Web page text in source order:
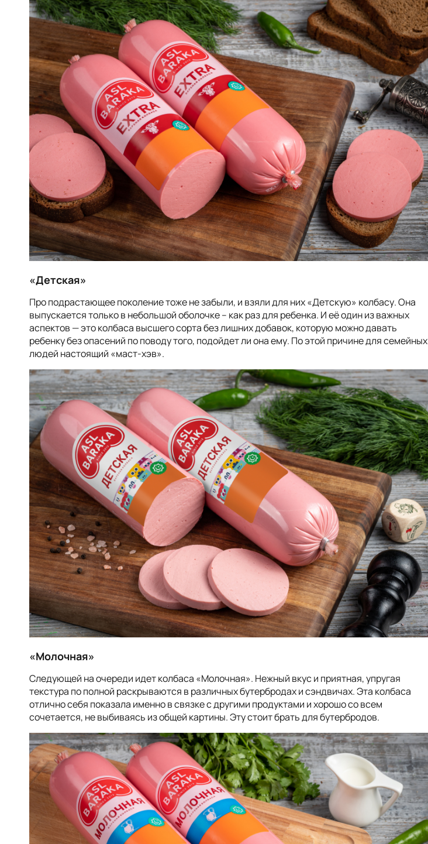
«Детская»
Про подрастающее поколение тоже не забыли, и взяли для них «Детскую» колбасу. Она
выпускается только в небольшой оболочке – как раз для ребенка. И её один из важных
аспектов — это колбаса высшего сорта без лишних добавок, которую можно давать
ребенку без опасений по поводу того, подойдет ли она ему. По этой причине для семейных
людей настоящий «маст-хэв».
«Молочная»
Следующей на очереди идет колбаса «Молочная». Нежный вкус и приятная, упругая
текстура по полной раскрываются в различных бутербродах и сэндвичах. Эта колбаса
отлично себя показала именно в связке с другими продуктами и хорошо со всем
сочетается, не выбиваясь из общей картины. Эту стоит брать для бутербродов.